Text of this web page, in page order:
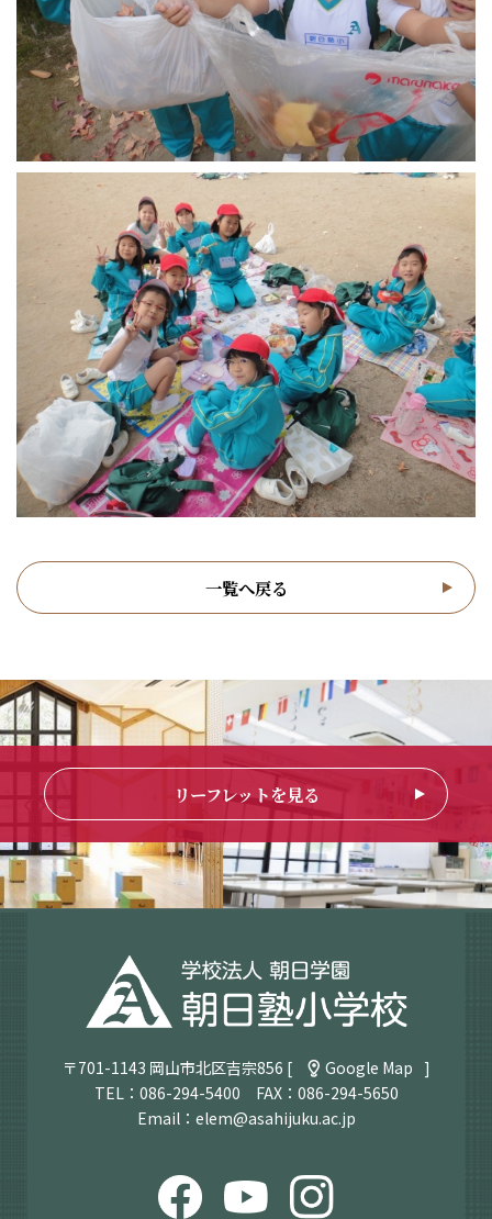
一覧へ戻る
リーフレットを見る
〒701-1143 岡山市北区吉宗856 [ Google Map ]
TEL： 086-294-5400 FAX：086-294-5650
Email： elem@asahijuku.ac.jp